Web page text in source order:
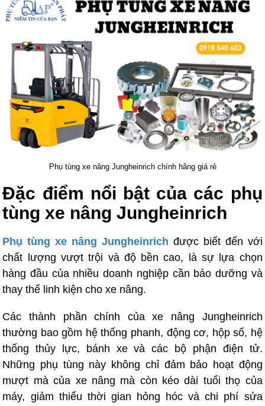
Phụ tùng xe nâng Jungheinrich chính hãng giá rẻ
Đặc điểm nổi bật của các phụ
tùng xe nâng Jungheinrich
Phụ tùng xe nâng Jungheinrich được biết đến với
chất lượng vượt trội và độ bền cao, là sự lựa chọn
hàng đầu của nhiều doanh nghiệp cần bảo dưỡng và
thay thế linh kiện cho xe nâng.
Các thành phần chính của xe nâng Jungheinrich
thường bao gồm hệ thống phanh, động cơ, hộp số, hệ
thống thủy lực, bánh xe và các bộ phận điện tử.
Những phụ tùng này không chỉ đảm bảo hoạt động
mượt mà của xe nâng mà còn kéo dài tuổi thọ của
máy, giảm thiểu thời gian hỏng hóc và chi phí sửa